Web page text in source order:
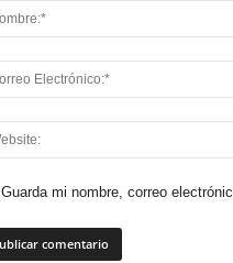
Guarda mi nombre, correo